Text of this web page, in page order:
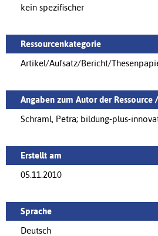
kein spezifischer
Ressourcenkategorie
Artikel/Aufsatz/Bericht/
Angaben zum Autor der
Schraml, Petra; bildung-plus-
Erstellt am
05.11.2010
Sprache
Deutsch